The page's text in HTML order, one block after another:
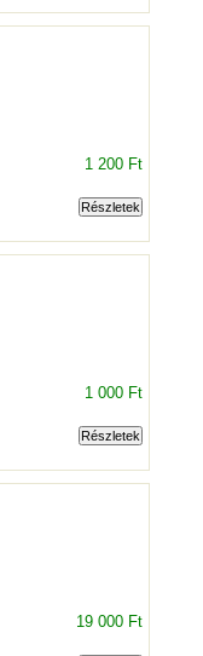
1 200 Ft
1 000 Ft
19 000 Ft